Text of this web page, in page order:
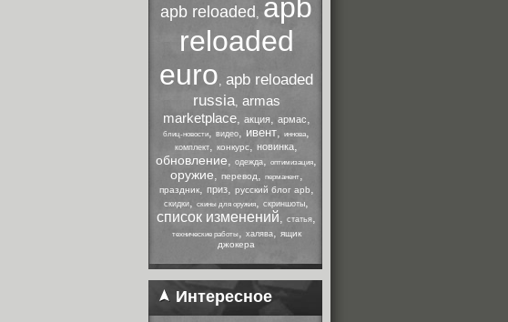
apb reloaded , apb
reloaded
euro, apb reloaded
russia, armas
marketplace, акция, армас,
блиц-новости, видео, ивент, иннова,
комплект, конкурс, новинка,
обновление, одежда, оптимизация,
оружие, перевод, перманент,
праздник, приз, русский блог apb,
скидки, скины для оружия, скриншоты,
список изменений, статья,
технические работы, халява, ящик
джокера
Интересное